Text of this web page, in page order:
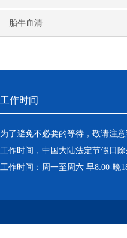
胎牛血清
工作时间
为了避免不必要的等待，敬请注
工作时间，中国大陆法定节假日除
工作时间：周一至周六 早8:00-晚